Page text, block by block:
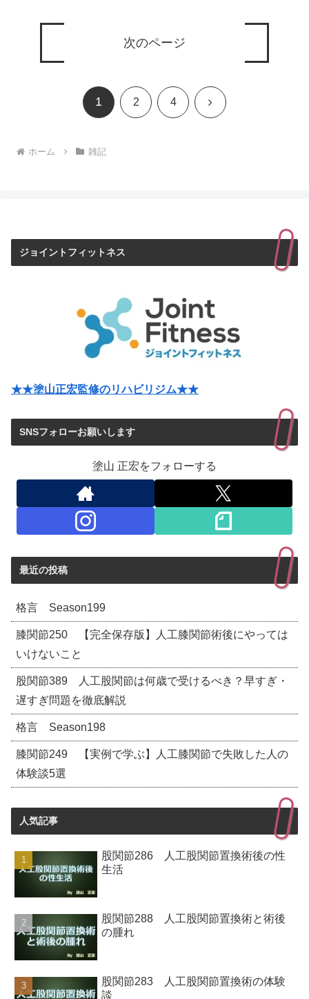
次のページ
1 2 4 次
ホーム 雑記
ジョイントフィットネス
★★塗山正宏監修のリハビリジム★★
SNSフォローお願いします
塗山 正宏をフォローする
最近の投稿
格言 Season199
膝関節250 【完全保存版】人工膝関節術後にやっては
いけないこと
股関節389 人工股関節は何歳で受けるべき？早すぎ・
遅すぎ問題を徹底解説
格言 Season198
膝関節249 【実例で学ぶ】人工膝関節で失敗した人の
体験談5選
人気記事
股関節286 人工股関節置換術後の性
生活
股関節288 人工股関節置換術と術後
の腫れ
股関節283 人工股関節置換術の体験
談